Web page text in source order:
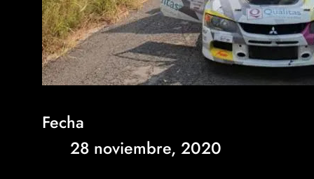
Fecha
28 noviembre, 2020